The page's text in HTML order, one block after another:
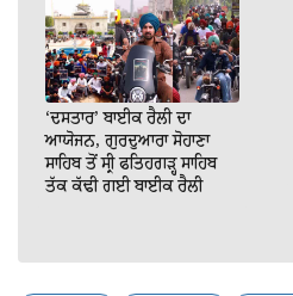
‘ਦਸਤਾਰ’ ਬਾਈਕ ਰੈਲੀ ਦਾ
ਆਯੋਜਨ, ਗੁਰਦੁਆਰਾ ਸੋਹਾਣਾ
ਸਾਹਿਬ ਤੋਂ ਸ੍ਰੀ ਫਤਿਹਗੜ੍ਹ ਸਾਹਿਬ
ਤੱਕ ਕੱਢੀ ਗਈ ਬਾਈਕ ਰੈਲੀ